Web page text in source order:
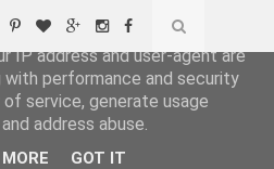
Google to deliver its services
IP address and user-agent are
with performance and security
service, generate usage
address abuse.
GOT IT